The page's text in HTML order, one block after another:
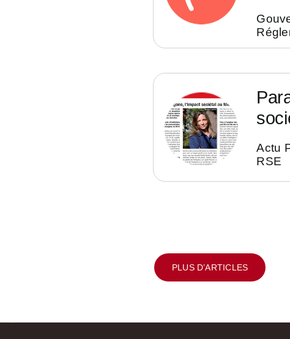
Actu
RSE
PLUS D’ARTICLES